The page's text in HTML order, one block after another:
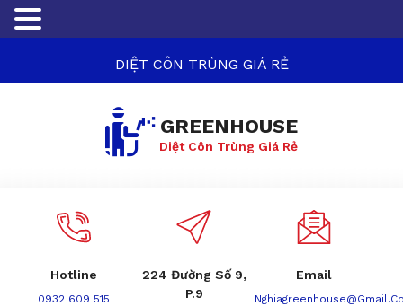
DIỆT CÔN TRÙNG GIÁ RẺ
GREENHOUSE
Diệt Côn Trùng Giá Rẻ
Hotline
0932 609 515
224 Đường Số 9,
P.9
Email